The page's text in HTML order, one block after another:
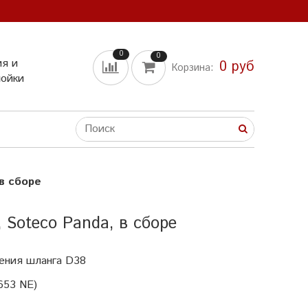
и
0 0
Корзина: 0 руб
сборе
Panda, в сборе
шланга D38
NE)